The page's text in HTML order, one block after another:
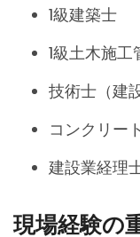
1級建築士
1級土木施工
技術士（建
コンクリー
建設業経理
現場経験の